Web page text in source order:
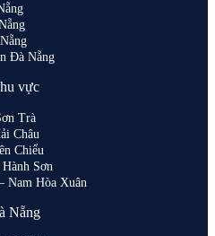
Đà Nẵng
vực
Trà
Châu
Chiểu
Sơn
Nam Hòa Xuân
Nẵng